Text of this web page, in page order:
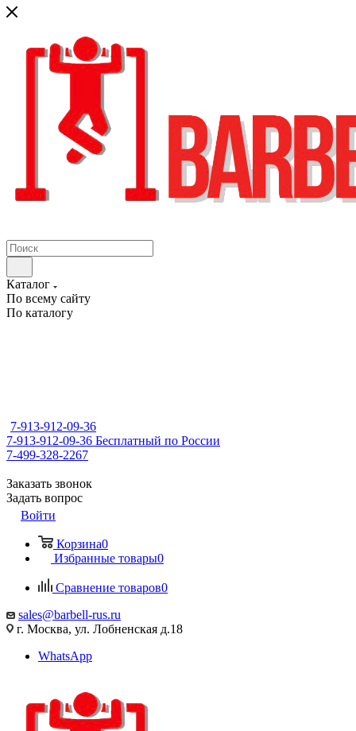
Каталог
По всему сайту
По каталогу
7-913-912-09-36
7-913-912-09-36 Бесплатный по России
7-499-328-2267
Заказать звонок
Задать вопрос
Войти
Корзина0
Избранные товары0
Сравнение товаров0
sales@barbell-rus.ru
г. Москва, ул. Лобненская д.18
WhatsApp